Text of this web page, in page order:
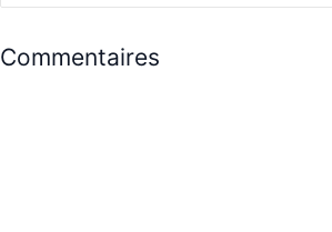
Commentaires